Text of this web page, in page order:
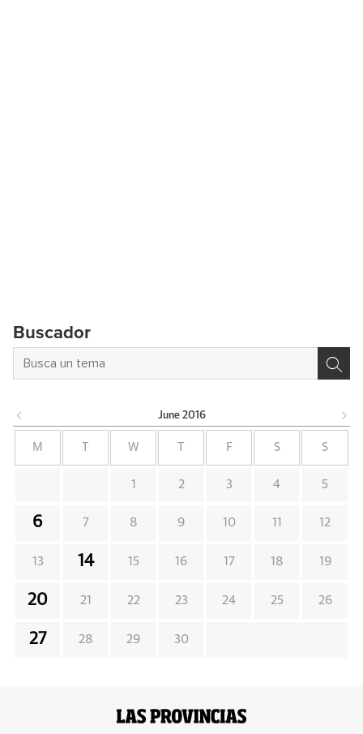
Buscador
June 2016
M W F S S
1 2 3 4 5
6 7 8 9 10 11 12
13 14 15 16 17 18 19
20 21 22 23 24 25 26
27 28 29 30